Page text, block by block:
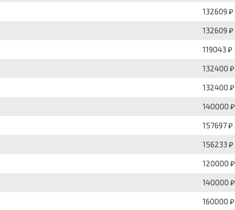
132609 ₽
132609 ₽
119043 ₽
132400 ₽
132400 ₽
140000 ₽
157697 ₽
156233 ₽
120000 ₽
140000 ₽
160000 ₽